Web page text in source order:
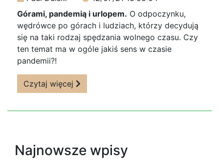
Górami, pandemią i urlopem. O odpoczynku,
wędrówce po górach i ludziach, którzy decydują
się na taki rodzaj spędzania wolnego czasu. Czy
ten temat ma w ogóle jakiś sens w czasie
pandemii?!
Czytaj więcej
Najnowsze wpisy